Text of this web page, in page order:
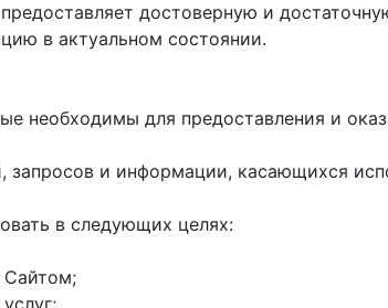
достоверную и
в актуальном состоянии.
необходимы для предоставления и
запросов и информации, касающихся
в следующих целях:
Сайтом;